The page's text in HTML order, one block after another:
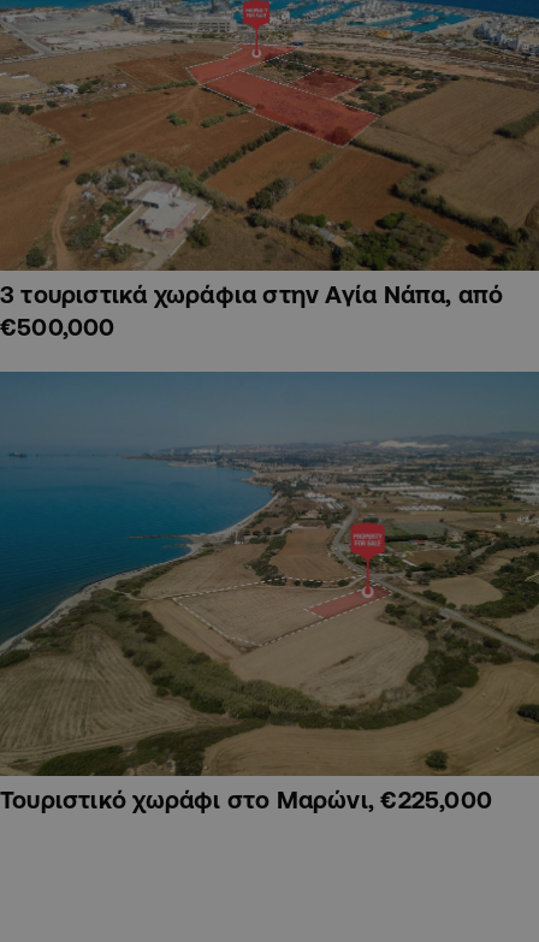
3 τουριστικά χωράφια στην Αγία Νάπα, από
€500,000
Τουριστικό χωράφι στο Μαρώνι, €225,000